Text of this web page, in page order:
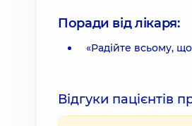
Поради від лікаря:
«Радійте всьому,
Відгуки пацієнтів